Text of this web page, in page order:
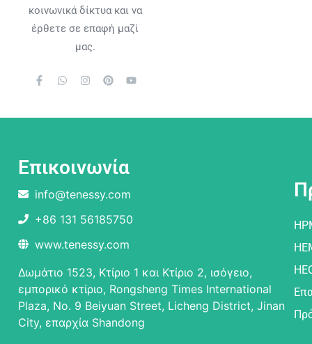
κοινωνικά δίκτυα και να
έρθετε σε επαφή μαζί
μας.
Επικοινωνία
info@tenessy.com
+86 131 56185750
www.tenessy.com
Δωμάτιο 1523, Κτίριο 1 και Κτίριο 2, ισόγειο,
εμπορικό κτίριο, Rongsheng Times International
Plaza, No. 9 Beiyuan Street, Licheng District, Jinan
City, επαρχία Shandong